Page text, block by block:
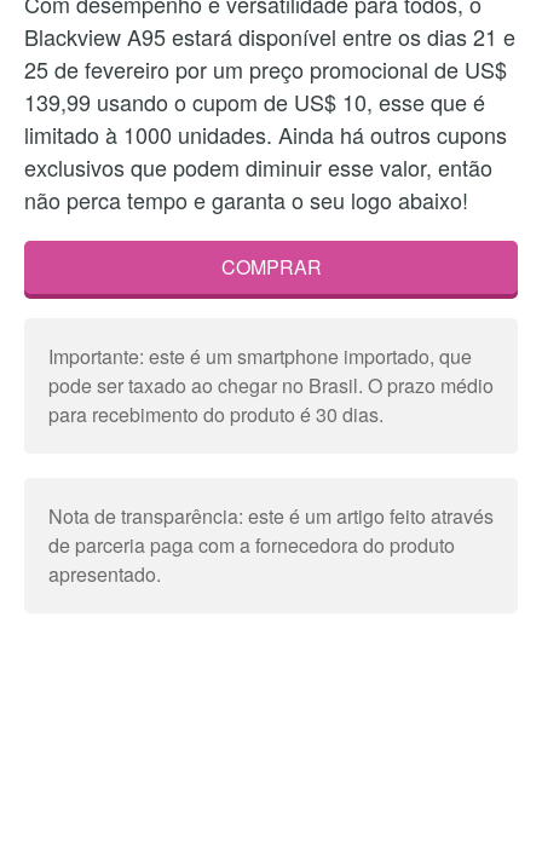
Blackview A95 estará disponível entre os dias 21 e
25 de fevereiro por um preço promocional de US$
139,99 usando o cupom de US$ 10, esse que é
limitado à 1000 unidades. Ainda há outros cupons
exclusivos que podem diminuir esse valor, então
não perca tempo e garanta o seu logo abaixo!
COMPRAR
Importante: este é um smartphone importado, que
pode ser taxado ao chegar no Brasil. O prazo médio
para recebimento do produto é 30 dias.
Nota de transparência: este é um artigo feito através
de parceria paga com a fornecedora do produto
apresentado.